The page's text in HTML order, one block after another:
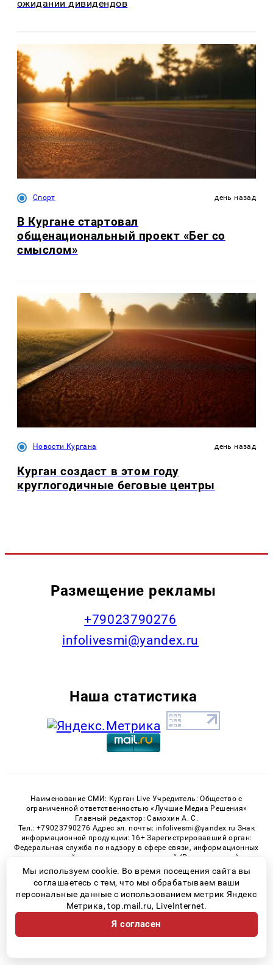
ожидании дивидендов
Спорт день назад
В Кургане стартовал
общенациональный проект «Бег со
смыслом»
Новости Кургана день назад
Курган создаст в этом году
круглогодичные беговые центры
Размещение рекламы
+79023790276
infolivesmi@yandex.ru
Наша статистика
Наименование СМИ: Курган Live Учредитель: Общество с
ограниченной ответственностью «Лучшие Медиа Решения»
Главный редактор: Самохин А. С.
Тел.: +79023790276 Адрес эл. почты: infolivesmi@yandex.ru Знак
информационной продукции: 16+ Зарегистрировавший орган:
Федеральная служба по надзору в сфере связи, информационных
технологий и массовых коммуникаций (Роскомнадзор)
Регистрационный номер СМИ ЭЛ № ФС 77 - 82535 от 21.01.2022
© 2026 «Kurgan-Live» | Все права защищены
Возрастная категория сайта 16+
Политика конфиденциальности
Мы используем cookie. Во время посещения сайта вы
соглашаетесь с тем, что мы обрабатываем ваши
персональные данные с использованием метрик Яндекс
Метрика, top.mail.ru, LiveInternet.
Я согласен